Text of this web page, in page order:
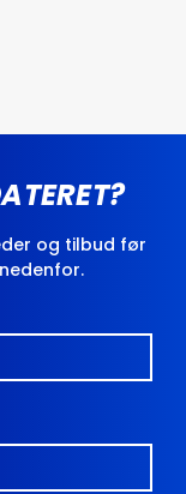
og tilbud før